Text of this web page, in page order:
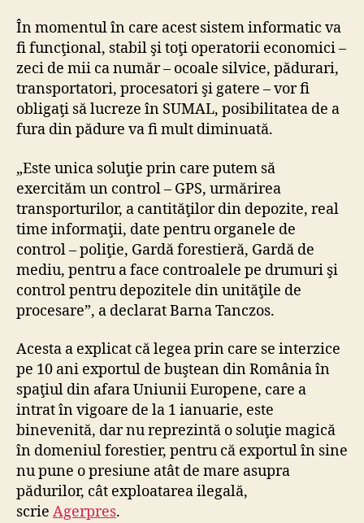
În momentul în care acest sistem informatic va
fi funcţional, stabil şi toţi operatorii economici –
zeci de mii ca număr – ocoale silvice, pădurari,
transportatori, procesatori şi gatere – vor fi
obligaţi să lucreze în SUMAL, posibilitatea de a
fura din pădure va fi mult diminuată.
„Este unica soluţie prin care putem să
exercităm un control – GPS, urmărirea
transporturilor, a cantităţilor din depozite, real
time informaţii, date pentru organele de
control – poliţie, Gardă forestieră, Gardă de
mediu, pentru a face controalele pe drumuri şi
control pentru depozitele din unităţile de
procesare”, a declarat Barna Tanczos.
Acesta a explicat că legea prin care se interzice
pe 10 ani exportul de buştean din România în
spaţiul din afara Uniunii Europene, care a
intrat în vigoare de la 1 ianuarie, este
binevenită, dar nu reprezintă o soluţie magică
în domeniul forestier, pentru că exportul în sine
nu pune o presiune atât de mare asupra
pădurilor, cât exploatarea ilegală,
scrie Agerpres.